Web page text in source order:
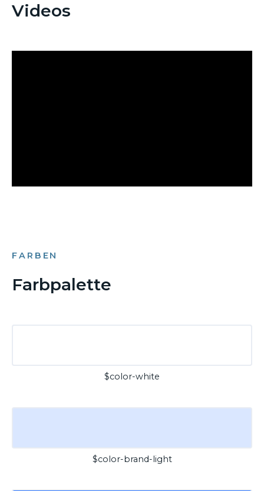
Videos
FARBEN
Farbpalette
$color-white
$color-brand-light